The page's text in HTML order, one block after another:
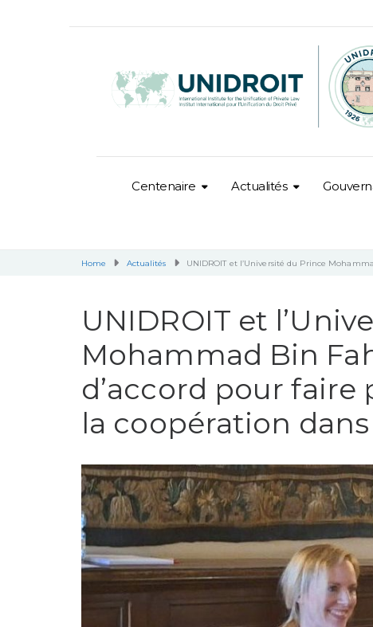
Centenaire Actualités
Home Actualités UNIDROIT et l’Université du Prince
UNIDROIT et
Mohammad Bin
d’accord pour
la coopération